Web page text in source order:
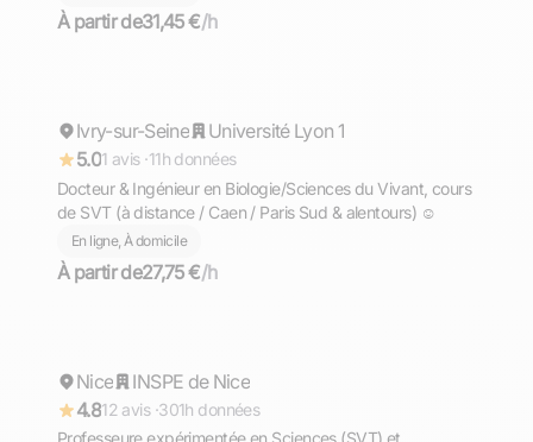
À partir de31,45 €/h
Répond rapidement
Ivry-sur-Seine
Université Lyon 1
5.01 avis ·11h données
Docteur & Ingénieur en Biologie/Sciences du Vivant, cours
de SVT (à distance / Caen / Paris Sud & alentours) ☺️
En ligne, À domicile
À partir de27,75 €/h
Répond rapidement
Nice
INSPE de Nice
4.812 avis ·301h données
Professeure expérimentée en Sciences (SVT) et